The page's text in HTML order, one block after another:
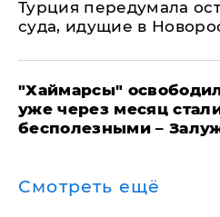
Турция передумала
суда, идущие в
"Хаймарсы"
уже через месяц
бесполезными –
Смотреть ещё